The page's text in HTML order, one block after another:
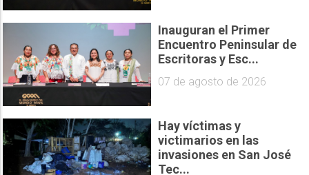
Inauguran el Primer
Encuentro Peninsular de
Escritoras y Esc...
07 de agosto de 2026
Hay víctimas y
victimarios en las
invasiones en San José
Tec...